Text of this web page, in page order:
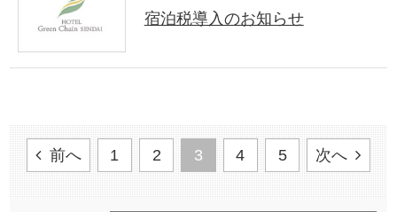
宿泊税導入のお知らせ
前へ 1 2 3 4 5 次へ